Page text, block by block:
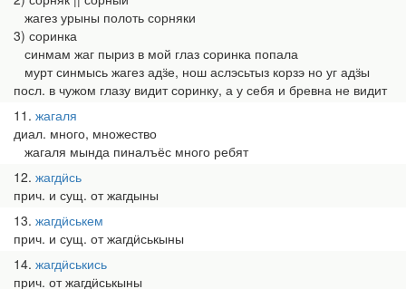
жагез урыны полоть сорняки
3) соринка
синмам жаг пыриз в мой глаз соринка попала
мурт синмысь жагез адӟе, нош аслэсьтыз корзэ но уг адӟы
посл. в чужом глазу видит соринку, а у себя и бревна не видит
11 жагаля
диал. много, множество
жагаля мында пиналъёс много ребят
12 жагдӥсь
прич. и сущ. от жагдыны
13 жагдӥськем
прич. и сущ. от жагдӥськыны
14 жагдӥськись
прич. от жагдӥськыны